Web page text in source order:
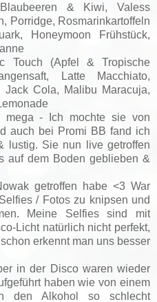
& Kiwi, Valess
Porridge, Rosmarinkartoffeln
Honeymoon Frühstück,
Touch (Apfel & Tropische
Latte Macchiato,
Jack Cola, Malibu Maracuja,
- Ich mochte sie von
auch bei Promi BB fand ich
lustig. Sie nun live getroffen
auf dem Boden geblieben &
getroffen habe <3 War
/ Fotos zu knipsen und
Meine Selfies sind mit
Licht natürlich nicht perfekt,
erkennt man uns besser
in der Disco waren wieder
haben wie von einem
den Alkohol so schlecht